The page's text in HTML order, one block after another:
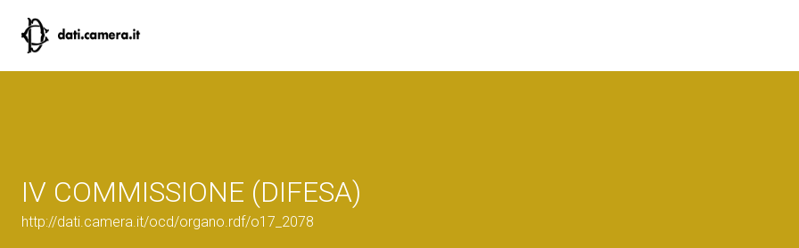
IV COMMISSIONE (DIFESA)
http://dati.camera.it/ocd/organo.rdf/o17_2078